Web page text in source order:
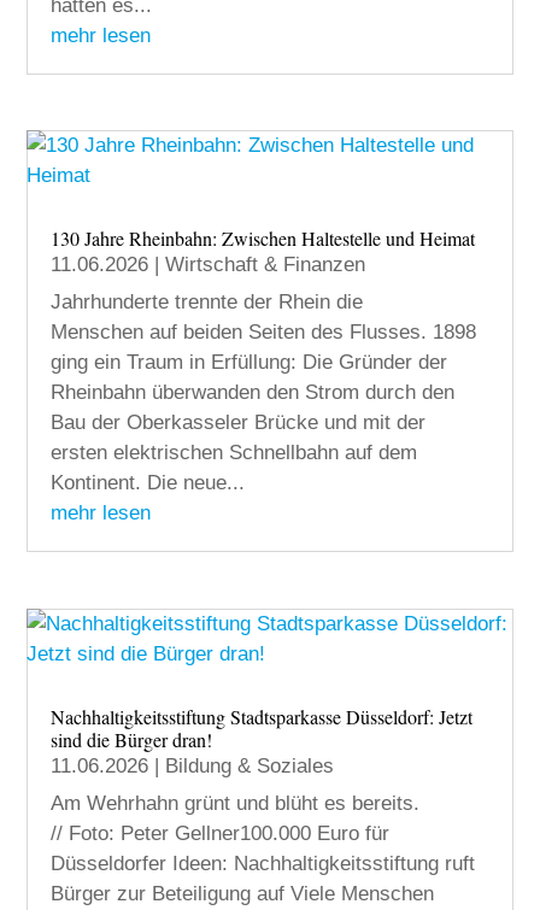
hatten es...
mehr lesen
130 Jahre Rheinbahn: Zwischen Haltestelle und Heimat
11.06.2026 |Wirtschaft & Finanzen
Jahrhunderte trennte der Rhein die
Menschen auf beiden Seiten des Flusses. 1898
ging ein Traum in Erfüllung: Die Gründer der
Rheinbahn überwanden den Strom durch den
Bau der Oberkasseler Brücke und mit der
ersten elektrischen Schnellbahn auf dem
Kontinent. Die neue...
mehr lesen
Nachhaltigkeitsstiftung Stadtsparkasse Düsseldorf: Jetzt
sind die Bürger dran!
11.06.2026 | Bildung & Soziales
Am Wehrhahn grünt und blüht es bereits.
// Foto: Peter Gellner100.000 Euro für
Düsseldorfer Ideen: Nachhaltigkeitsstiftung ruft
Bürger zur Beteiligung auf Viele Menschen